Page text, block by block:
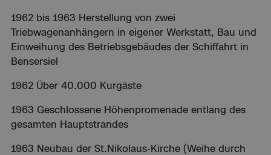
1962 bis 1963 Herstellung von zwei
Triebwagenanhängern in eigener Werkstatt, Bau und
Einweihung des Betriebsgebäudes der Schiffahrt in
Bensersiel
1962 Über 40.000 Kurgäste
1963 Geschlossene Höhenpromenade entlang des
gesamten Hauptstrandes
1963 Neubau der St.Nikolaus-Kirche (Weihe durch